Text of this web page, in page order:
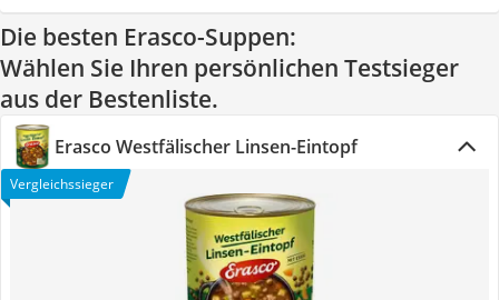
Die besten Erasco-Suppen:
Wählen Sie Ihren persönlichen Testsieger
aus der Bestenliste.
Erasco Westfälischer Linsen-Eintopf
Vergleichssieger